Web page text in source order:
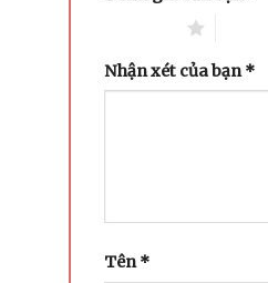
Nhận xét của bạn*
Tên*